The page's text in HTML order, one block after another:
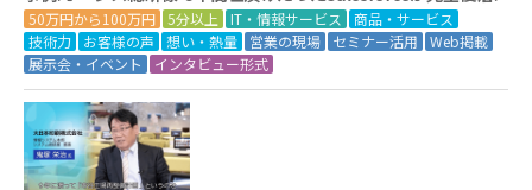
50万円から100万円 5分以上 IT・情報サービス
商品・サービス
技術力
お客様の声 想い・熱量 営業の現場 セミナー活用
Web掲載
展示会・イベント
インタビュー形式